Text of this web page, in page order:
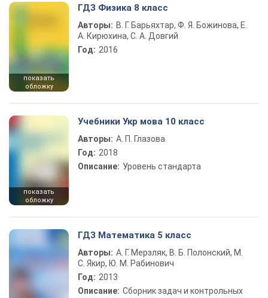
показать
обложку
ГДЗ Физика 8 класс
Авторы: В. Г. Барьяхтар, Ф. Я. Божинова, Е.
А. Кирюхина, С. А. Довгий
Год: 2016
показать
обложку
Учебники Укр мова 10 класс
Авторы: А. П. Глазова
Год: 2018
Описание: Уровень стандарта
ГДЗ Математика 5 класс
Авторы: А. Г. Мерзляк, В. Б. Полонский, М.
С. Якир, Ю. М. Рабинович
Год: 2013
Описание: Сборник задач и контрольных